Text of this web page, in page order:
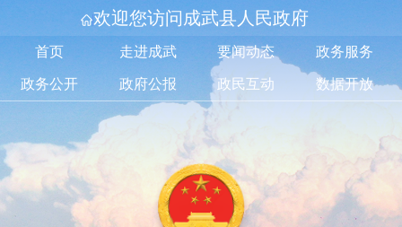
欢迎您访问成武县人民政府
首页 走进成武 要闻动态 政务服务
政务公开 政府公报 政民互动 数据开放